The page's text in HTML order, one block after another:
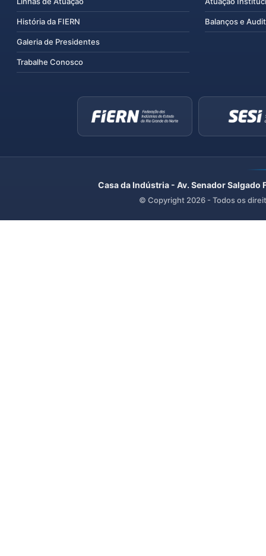
História da FIERN
Galeria de Presidentes
Trabalhe Conosco
Balanços e
Casa da Indústria - Av. Senador
© Copyright 2026 - Todos os